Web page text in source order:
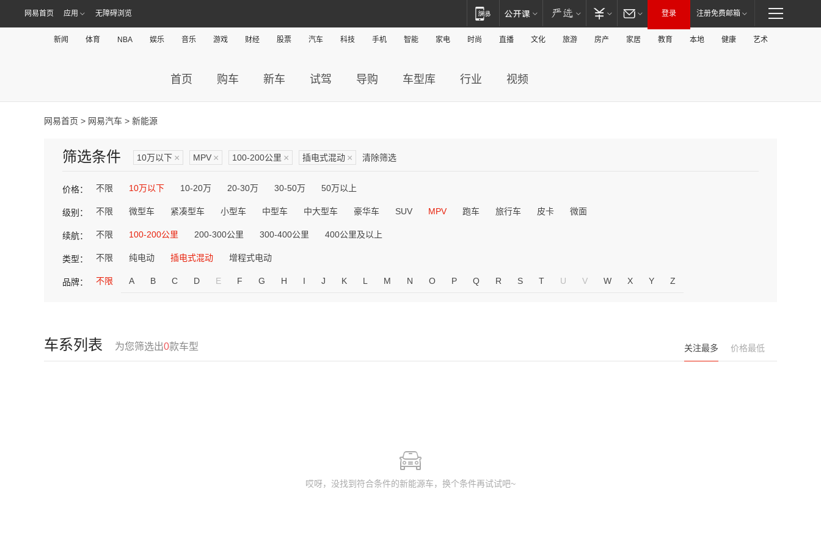
网易首页 应用 无障碍浏览 登录 注册免费邮箱
新闻 体育 NBA 娱乐 音乐 游戏 财经 股票 汽车 科技 手机 智能 家电 时尚 直播 文化 旅游 房产 家居 教育 本地 健康 艺术
首页 购车 新车 试驾 导购 车型库 行业 视频
网易首页 > 网易汽车 > 新能源
筛选条件 10万以下 × MPV × 100-200公里 × 插电式混动 × 清除筛选
价格： 不限 10万以下 10-20万 20-30万 30-50万 50万以上
级别： 不限 微型车 紧凑型车 小型车 中型车 中大型车 豪华车 SUV MPV 跑车 旅行车 皮卡 微面
续航： 不限 100-200公里 200-300公里 300-400公里 400公里及以上
类型： 不限 纯电动 插电式混动 增程式电动
品牌： 不限 A B C D E F G H I J K L M N O P Q R S T U V W X Y Z
车系列表 为您筛选出0款车型 关注最多 价格最低
哎呀，没找到符合条件的新能源车，换个条件再试试吧~